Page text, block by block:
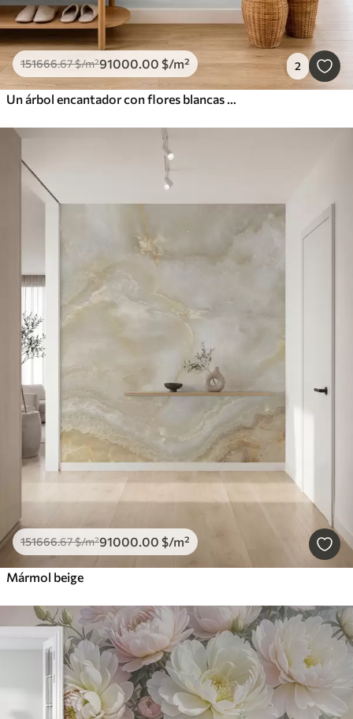
151666.67$/m²91000 .00 $/m² 2
151666.67$/m²91000.00 $/m²
Mármol beige